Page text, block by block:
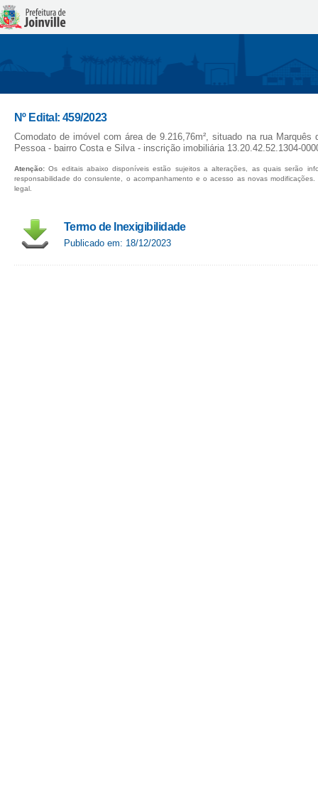
Nº Edital: 459/2023
Comodato de imóvel com área de 9.216,76m², situado na rua Marquês
Pessoa - bairro Costa e Silva - inscrição imobiliária 13.20.42.52.1304-
Atenção: Os editais abaixo disponíveis estão sujeitos a alterações, as quais serão
responsabilidade do consulente, o acompanhamento e o acesso as novas
legal.
Termo de Inexigibilidade
Publicado em: 18/12/2023